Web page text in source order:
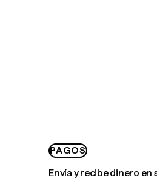
PAGOS
Envía y recibe dinero en